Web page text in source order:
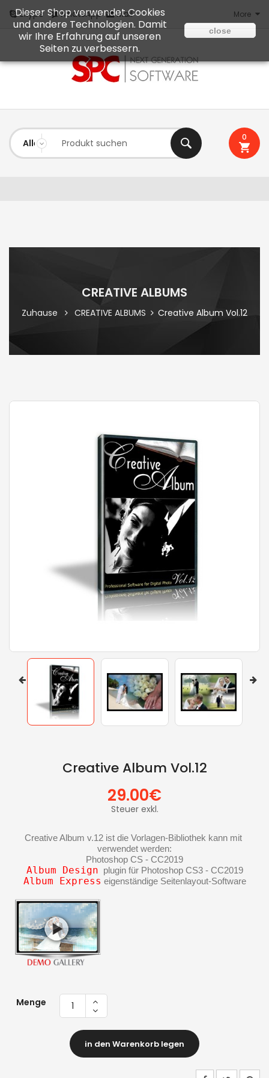
Skype WhatsApp Mail More
0
CREATIVE ALBUMS
Zuhause CREATIVE ALBUMS Creative Album Vol.12
Creative Album Vol.12
29.00€
Steuer exkl.
Creative Album v.12 ist die Vorlagen-Bibliothek kann mit
verwendet werden:
Photoshop CS - CC2019
Album Design
  plugin für Photoshop CS3 - CC2019
Album Express eigenständige Seitenlayout-Software
Menge
in den Warenkorb legen
Dieser Shop verwendet Cookies
und andere Technologien. Damit
wir Ihre Erfahrung auf unseren
Seiten zu verbessern.
close